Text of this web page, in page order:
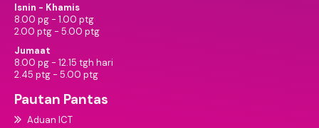
Isnin - Khamis
8.00 pg - 1.00 ptg
2.00 ptg - 5.00 ptg
Jumaat
8.00 pg - 12.15 tgh hari
2.45 ptg - 5.00 ptg
Pautan Pantas
Aduan ICT